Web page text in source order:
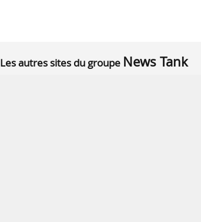
Les autres sites du groupe News Tank